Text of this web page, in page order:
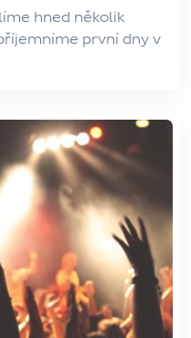
hned několik
první dny v